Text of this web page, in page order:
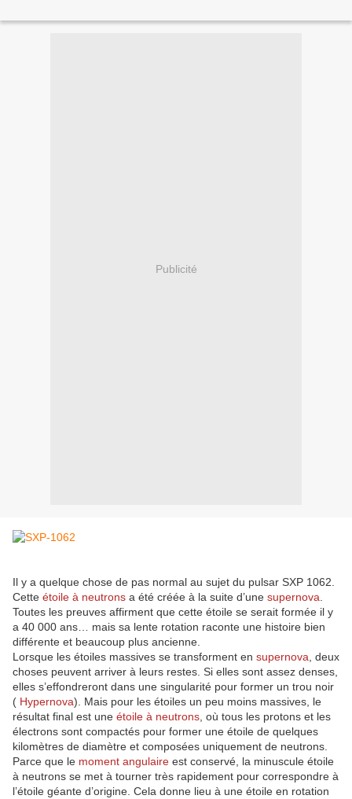
Publicité
Il y a quelque chose de pas normal au sujet du pulsar SXP 1062.
Cette étoile à neutrons a été créée à la suite d’une supernova
Toutes les preuves affirment que cette étoile se serait formée il y
a 40 000 ans… mais sa lente rotation raconte une histoire bien
différente et beaucoup plus ancienne.
Lorsque les étoiles massives se transforment en supernova , deux
choses peuvent arriver à leurs restes. Si elles sont assez denses,
elles s’effondreront dans une singularité pour former un trou noir
( Hypernova). Mais pour les étoiles un peu moins massives, le
résultat final est une étoile à neutrons , où tous les protons et les
électrons sont compactés pour former une étoile de quelques
kilomètres de diamètre et composées uniquement de neutrons.
Parce que le moment angulaire est conservé, la minuscule étoile
à neutrons se met à tourner très rapidement pour correspondre à
l’étoile géante d’origine. Cela donne lieu à une étoile en rotation